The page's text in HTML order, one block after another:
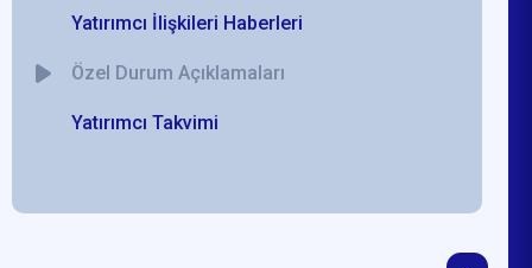
Yatırımcı İlişkileri Haberleri
Özel Durum Açıklamaları
Yatırımcı Takvimi